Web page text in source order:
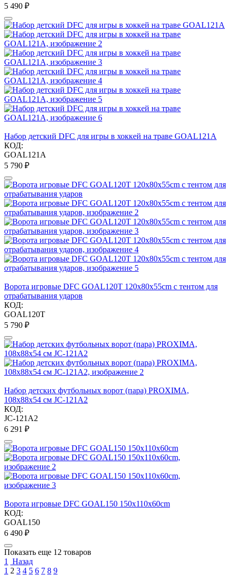
5 490 ₽
Набор детский DFC для игры в хоккей на траве GOAL121A
КОД:
GOAL121A
5 790 ₽
Ворота игровые DFC GOAL120T 120x80x55cm с тентом для
отрабатывания ударов
КОД:
GOAL120T
5 790 ₽
Набор детских футбольных ворот (пара) PROXIMA,
108х88х54 см JC-121A2
КОД:
JC-121A2
6 291 ₽
Ворота игровые DFC GOAL150 150x110x60cm
КОД:
GOAL150
6 490 ₽
Показать еще 12 товаров
1
Назад
1 2 3 4 5 6 7 8 9